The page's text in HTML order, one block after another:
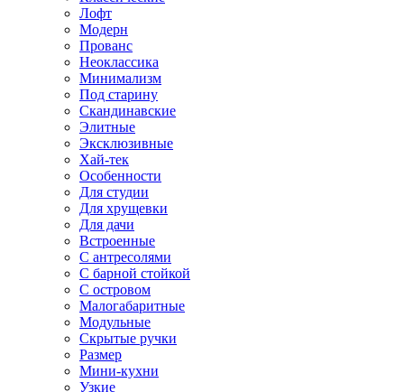
Лофт
Модерн
Прованс
Неоклассика
Минимализм
Под старину
Скандинавские
Элитные
Эксклюзивные
Хай-тек
Особенности
Для студии
Для хрущевки
Для дачи
Встроенные
С антресолями
С барной стойкой
С островом
Малогабаритные
Модульные
Скрытые ручки
Размер
Мини-кухни
Узкие